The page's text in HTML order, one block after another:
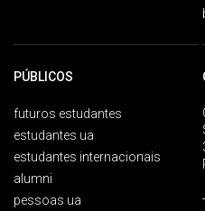
PÚBLICOS
futuros estudantes
estudantes ua
estudantes internacionais
alumni
pessoas ua